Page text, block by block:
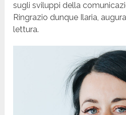
sugli sviluppi della
Ringrazio dunque Ilaria,
lettura.